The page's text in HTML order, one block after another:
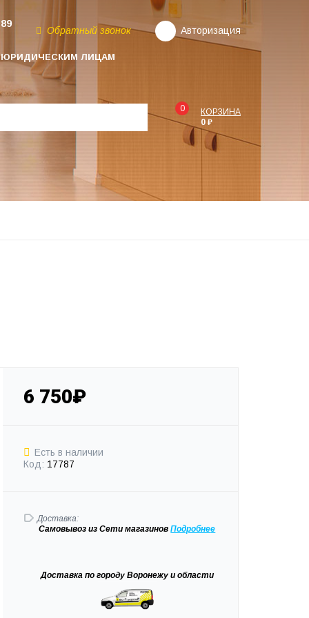
ЮРИДИЧЕСКИМ ЛИЦАМ
Обратный звонок Авторизация
0
КОРЗИНА
0 ₽
6 750₽
Есть в наличии
Код: 17787
Доставка:
Самовывозиз Сети магазиновПодробнее
Доставкапо городу Воронежу и области